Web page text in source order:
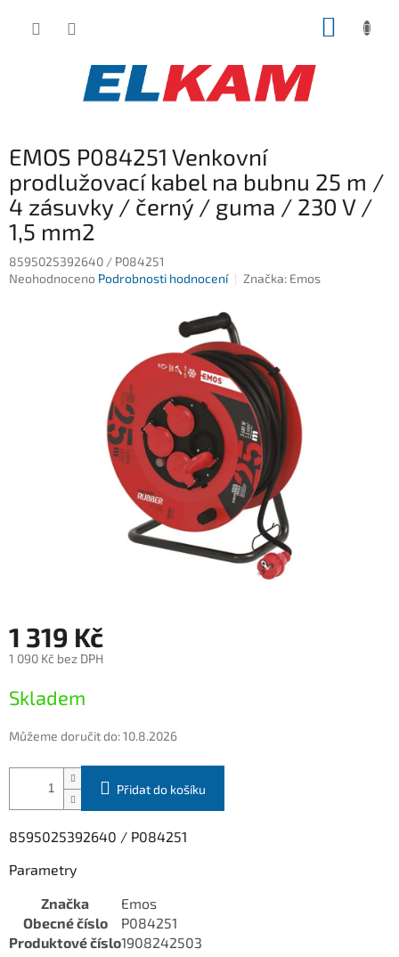
EMOS P084251 Venkovní
prodlužovací kabel na bubnu 25 m /
4 zásuvky / černý / guma / 230 V /
1,5 mm2
8595025392640 / P084251
Průměrné
Neohodnoceno Podrobnosti hodnocení Značka: Emos
1 319 Kč
1 090 Kč bez DPH
cena:
Skladem
Můžeme doručit do:10.8.2026
Přidat do košíku
8595025392640 / P084251
Parametry
Značka
Emos
Obecné číslo
P084251
Produktové číslo1908242503